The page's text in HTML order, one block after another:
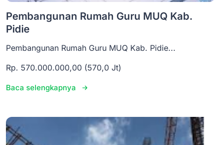
Pembangunan Rumah Guru MUQ Kab.
Pidie
Pembangunan Rumah Guru MUQ Kab. Pidie...
Rp. 570.000.000,00 (570,0 Jt)
Baca selengkapnya